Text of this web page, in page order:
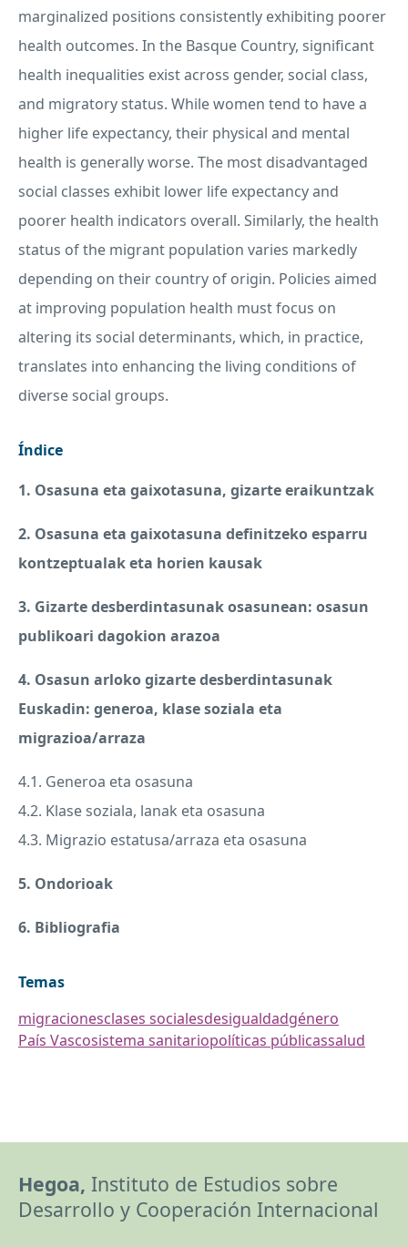
marginalized positions consistently exhibiting poorer
health outcomes. In the Basque Country, significant
health inequalities exist across gender, social class,
and migratory status. While women tend to have a
higher life expectancy, their physical and mental
health is generally worse. The most disadvantaged
social classes exhibit lower life expectancy and
poorer health indicators overall. Similarly, the health
status of the migrant population varies markedly
depending on their country of origin. Policies aimed
at improving population health must focus on
altering its social determinants, which, in practice,
translates into enhancing the living conditions of
diverse social groups.
Índice
1. Osasuna eta gaixotasuna, gizarte eraikuntzak
2. Osasuna eta gaixotasuna definitzeko esparru
kontzeptualak eta horien kausak
3. Gizarte desberdintasunak osasunean: osasun
publikoari dagokion arazoa
4. Osasun arloko gizarte desberdintasunak
Euskadin: generoa, klase soziala eta
migrazioa/arraza
4.1. Generoa eta osasuna
4.2. Klase soziala, lanak eta osasuna
4.3. Migrazio estatusa/arraza eta osasuna
5. Ondorioak
6. Bibliografia
Temas
migracionesclases socialesdesigualdadgénero
País Vascosistema sanitariopolíticas públicassalud
Hegoa, Instituto de Estudios sobre
Desarrollo y Cooperación Internacional